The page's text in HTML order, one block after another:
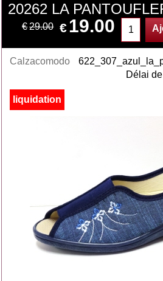
20262 LA
€29.00 €19.00
Calzacomodo
Délai
liquidation